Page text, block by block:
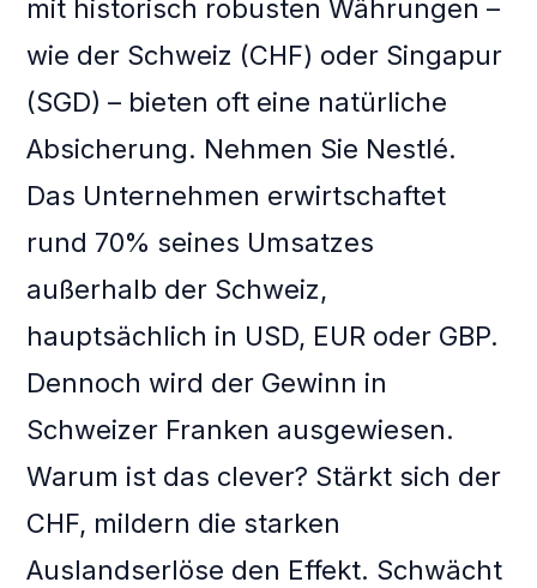
mit historisch robusten Währungen –
wie der Schweiz (CHF) oder Singapur
(SGD) – bieten oft eine natürliche
Absicherung. Nehmen Sie Nestlé.
Das Unternehmen erwirtschaftet
rund 70% seines Umsatzes
außerhalb der Schweiz,
hauptsächlich in USD, EUR oder GBP.
Dennoch wird der Gewinn in
Schweizer Franken ausgewiesen.
Warum ist das clever? Stärkt sich der
CHF, mildern die starken
Auslandserlöse den Effekt. Schwächt